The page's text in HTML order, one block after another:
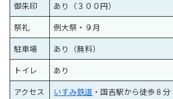
御朱印
あり（３００円）
祭礼
例大祭・９月
駐車場
あり（無料）
トイレ
あり
アクセス
いすみ鉄道 ・国吉駅から徒歩８分